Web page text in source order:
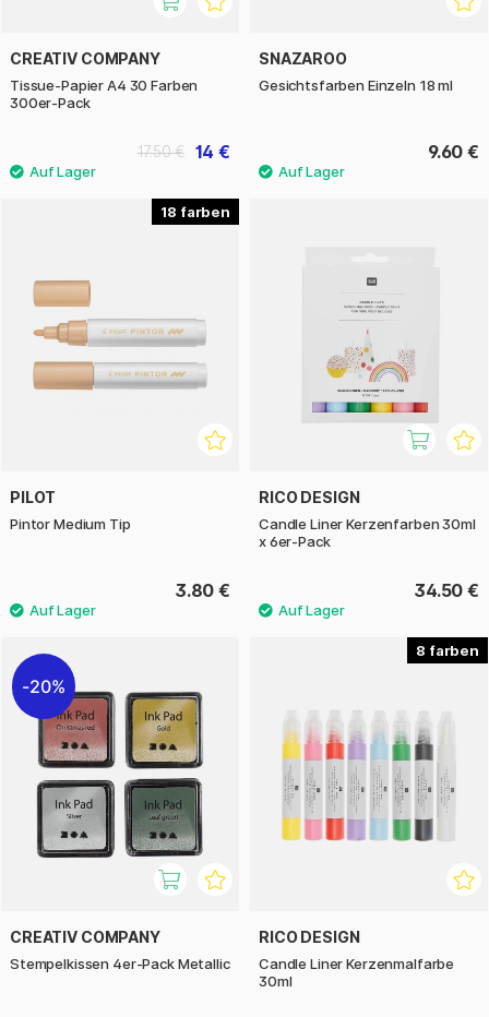
CREATIV COMPANY
Tissue-Papier A4 30 Farben
300er-Pack
14 €
17.50 €
SNAZAROO
Gesichtsfarben Einzeln 18 ml
9.60 €
18
PILOT
Pintor Medium Tip
3.80 €
RICO DESIGN
Candle Liner Kerzenfarben 30ml
x 6er-Pack
34.50 €
20%
CREATIV COMPANY
Stempelkissen 4er-Pack Metallic
8
RICO DESIGN
Candle Liner Kerzenmalfarbe
30ml